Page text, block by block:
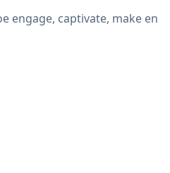
engage, captivate, make en